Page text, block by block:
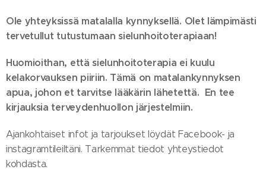
Ole yhteyksissä matalalla kynnyksellä. Olet lämpimästi
tervetullut tutustumaan sielunhoitoterapiaan!
Huomioithan, että sielunhoitoterapia ei kuulu
kelakorvauksen piiriin. Tämä on matalankynnyksen
apua, johon et tarvitse lääkärin lähetettä. En tee
kirjauksia terveydenhuollon järjestelmiin.
Ajankohtaiset infot ja tarjoukset löydät Facebook- ja
instagramtileiltäni. Tarkemmat tiedot yhteystiedot
kohdasta.